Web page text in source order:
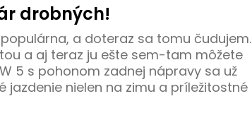
drobných!
a doteraz sa tomu čudujem.
a aj teraz ju ešte sem-tam môžete
5 s pohonom zadnej nápravy sa už
nielen na zimu a príležitostné